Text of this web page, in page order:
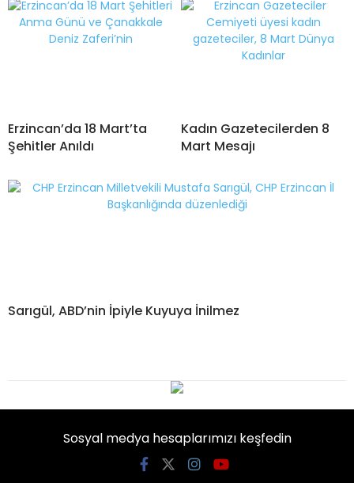
Erzincan’da 18 Mart’ta
Şehitler Anıldı
Kadın Gazetecilerden 8
Mart Mesajı
Sarıgül, ABD’nin İpiyle Kuyuya İnilmez
Sosyal medya hesaplarımızı keşfedin